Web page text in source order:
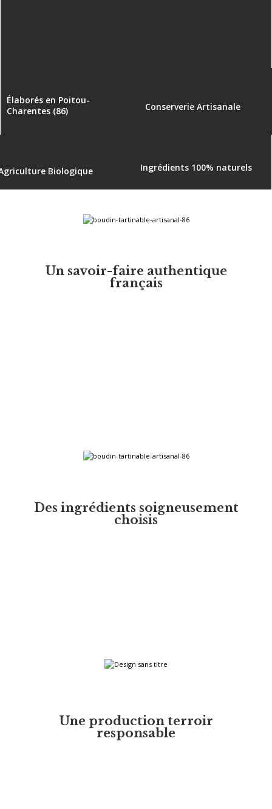
Élaborés en Poitou-
Charentes (86)
Conserverie Artisanale
Biologique Ingrédients 100% naturels
Un savoir-faire authentique
français
Des ingrédients soigneusement
choisis
Une production terroir
responsable